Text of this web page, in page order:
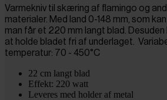
Varmekniv til skæring af flamingo og
materialer. Med land 0-148 mm, som
man får et 220 mm langt blad. Desuden
at holde bladet fri af underlaget.
temperatur: 70 - 450°C
22 cm langt blad
Effekt: 220 watt
Leveres med holder af metal